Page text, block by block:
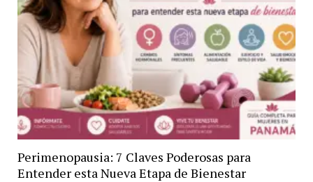
Perimenopausia: 7 Claves Poderosas para
Entender esta Nueva Etapa de Bienestar